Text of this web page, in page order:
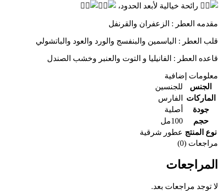
رائحة خيالية لأبعد الحدود،
مقدمه العطر : الزعفران والقرنفل
قلب العطر : الياسمين والبنفسج والورد والعود والباتشولي
قاعده العطر : الفانيليا و التوت والعنبر وخشب الصندل
معلومات إضافية
الجنس
للجنسين
الماركات
الفارس
جودة
أصلية
حجم
100مل
نوع المنتج عطور شرقية
مراجعات (0)
المراجعات
لا توجد مراجعات بعد.